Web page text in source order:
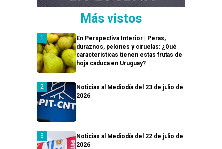
Más vistos
En Perspectiva Interior | Peras,
duraznos, pelones y ciruelas: ¿Qué
características tienen estas frutas de
hoja caduca en Uruguay?
Noticias al Mediodía del 23 de julio de
2026
Noticias al Mediodía del 22 de julio de
2026